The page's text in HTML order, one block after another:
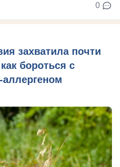
0
захватила почти
бороться с